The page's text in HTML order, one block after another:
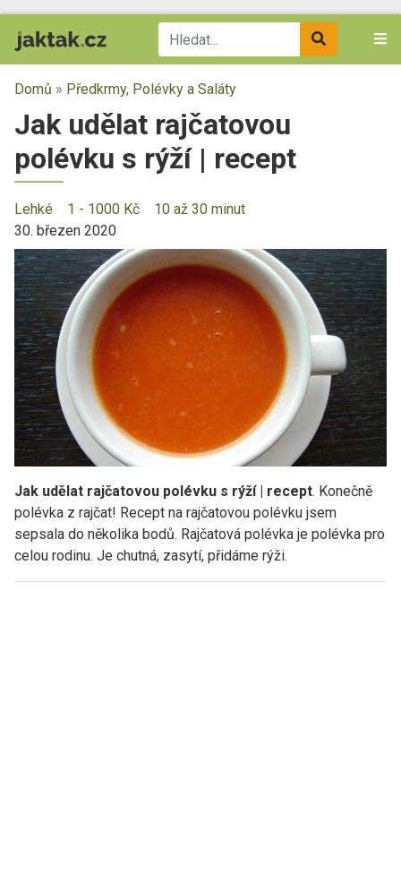
Domů » Předkrmy, Polévky a Saláty
Jak udělat rajčatovou
polévku s rýží | recept
Lehké 1 - 1000 Kč
10 až 30 minut
30. březen 2020
Jak udělat rajčatovou polévku s rýží | recept. Konečně
polévka z rajčat! Recept na rajčatovou polévku jsem
sepsala do několika bodů. Rajčatová polévka je polévka pro
celou rodinu. Je chutná, zasytí, přidáme rýži.